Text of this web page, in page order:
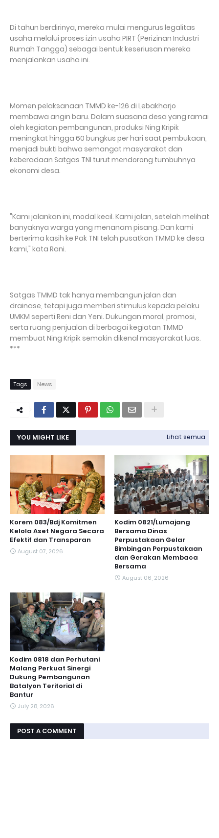
‎Di tahun berdirinya, mereka mulai mengurus legalitas
usaha melalui proses izin usaha PIRT (Perizinan Industri
Rumah Tangga) sebagai bentuk keseriusan mereka
menjalankan usaha ini.
‎Momen pelaksanaan TMMD ke-126 di Lebakharjo
membawa angin baru. Dalam suasana desa yang ramai
oleh kegiatan pembangunan, produksi Ning Kripik
meningkat hingga 60 bungkus per hari saat pembukaan,
menjadi bukti bahwa semangat masyarakat dan
keberadaan Satgas TNI turut mendorong tumbuhnya
ekonomi desa.
‎"Kami jalankan ini, modal kecil. Kami jalan, setelah melihat
banyaknya warga yang menanam pisang. Dan kami
berterima kasih ke Pak TNI telah pusatkan TMMD ke desa
kami," kata Rani.
‎Satgas TMMD tak hanya membangun jalan dan
drainase, tetapi juga memberi stimulus kepada pelaku
UMKM seperti Reni dan Yeni. Dukungan moral, promosi,
serta ruang penjualan di berbagai kegiatan TMMD
membuat Ning Kripik semakin dikenal masyarakat luas.
***
Tags News
YOU MIGHT LIKE Lihat semua
Korem 083/Bdj Komitmen
Kelola Aset Negara Secara
Efektif dan Transparan
August 07, 2026
Kodim 0821/Lumajang
Bersama Dinas
Perpustakaan Gelar
Bimbingan Perpustakaan
dan Gerakan Membaca
Bersama
August 06, 2026
Kodim 0818 dan Perhutani
Malang Perkuat Sinergi
Dukung Pembangunan
Batalyon Teritorial di
Bantur
July 28, 2026
POST A COMMENT